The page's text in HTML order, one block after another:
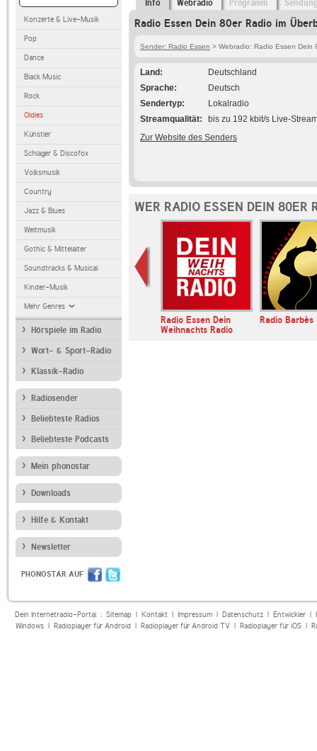
Konzerte & Live-Musik
Pop
Dance
Black Music
Rock
Oldies
Künstler
Schlager & Discofox
Volksmusik
Country
Jazz & Blues
Weltmusik
Gothic & Mittelalter
Soundtracks & Musical
Kinder-Musik
Mehr Genres
Hörspiele im Radio
Wort- & Sport-Radio
Klassik-Radio
Radiosender
Beliebteste Radios
Beliebteste Podcasts
Mein phonostar
Downloads
Hilfe & Kontakt
Newsletter
PHONOSTAR AUF
Info Webradio Programm
Radio Essen Dein 80er Radio im
Sender: Radio Essen > Webradio: Radio Essen Dein
Land
Deutschland
Sprache
Deutsch
Sendertyp
Lokalradio
Streamqualität
bis zu 192 kbit/s Live-
Zur Website des Senders
WER RADIO ESSEN DEIN 80ER
Café 80s FM
Radio Essen Dein
Weihnachts Radio
Radio Barbès
Dein Internetradio-Portal : Sitemap| Kontakt| Impressum| Datenschutz| Entwickler|
Windows| Radioplayer für Android| Radioplayer für Android TV| Radioplayer für iOS|